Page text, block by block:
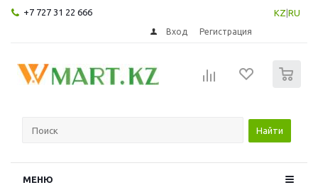
+7 727 31 22 666 KZ RU
Вход Регистрация
Найти
МЕНЮ